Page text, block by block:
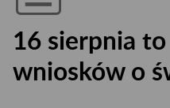
16 sierpnia
wniosków o